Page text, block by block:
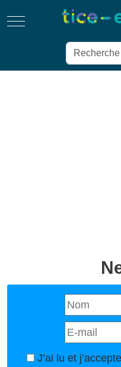
Mobile Menu Toggle
Rechercher
J’ai lu et